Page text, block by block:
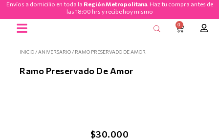
contenido
Envíos a domicilio en toda la Región Metropolitana. Haz tu compra antes de
las 18:00 hrs y recibe hoy mismo
0
CART
INICIO / ANIVERSARIO / RAMO PRESERVADO DE AMOR
Ramo Preservado De Amor
$30.000